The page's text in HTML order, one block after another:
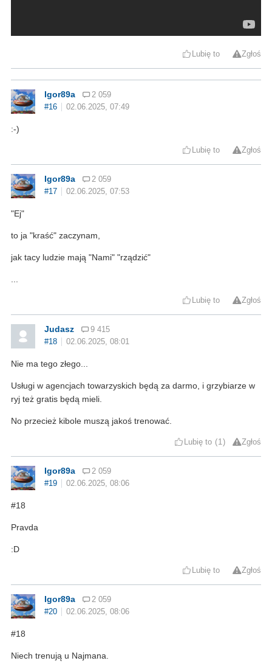
Lubię to Zgłoś
Igor89a
2 059
#16
02.06.2025, 07:49
:-)
Lubię to Zgłoś
Igor89a
2 059
#17
02.06.2025, 07:53
"Ej"
to ja "kraść" zaczynam,
jak tacy ludzie mają "Nami" "rządzić"
...
Lubię to Zgłoś
Judasz
9 415
#18
02.06.2025, 08:01
Nie ma tego złego...
Usługi w agencjach towarzyskich będą za darmo, i grzybiarze w
ryj też gratis będą mieli.
No przecież kibole muszą jakoś trenować.
Lubię to 1 Zgłoś
Igor89a
2 059
#19
02.06.2025, 08:06
#18
Pravda
:D
Lubię to Zgłoś
Igor89a
2 059
#20
02.06.2025, 08:06
#18
Niech trenują u Najmana.